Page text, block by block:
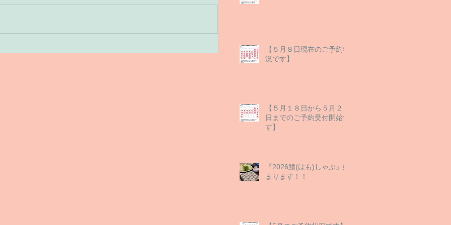
【５月８日現在のご予約状
況です】
【５月１８日から５月２９
日までのご予約受付開始で
す】
『2026鱧(はも)しゃぶ』始
まります！！